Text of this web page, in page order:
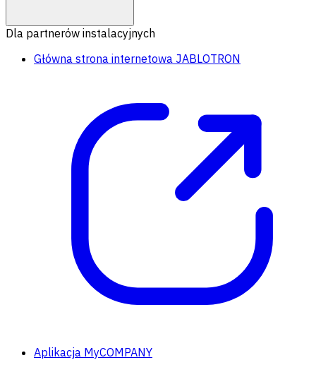
Dla partnerów instalacyjnych
Główna strona internetowa JABLOTRON
Aplikacja MyCOMPANY